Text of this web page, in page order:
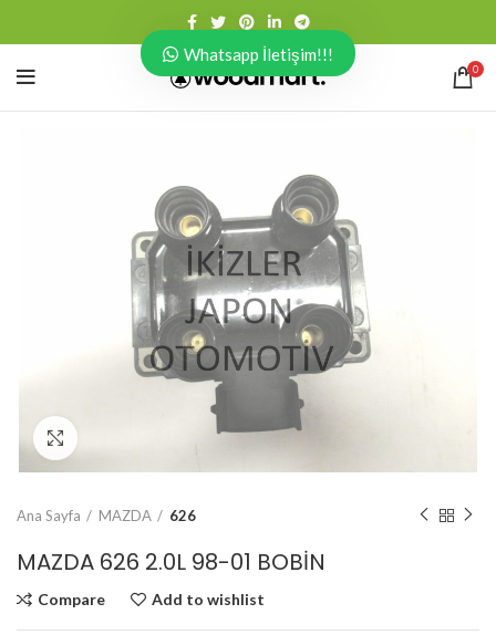
0
Ana Sayfa MAZDA 626
MAZDA 626 2.0L 98-01 BOBİN
Compare Add to wishlist
Whatsapp İletişim!!!